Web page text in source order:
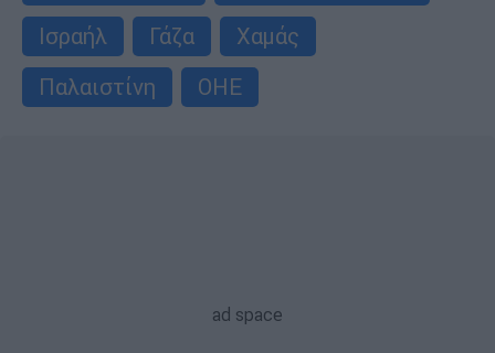
Ισραήλ
Γάζα
Χαμάς
Παλαιστίνη
ΟΗΕ